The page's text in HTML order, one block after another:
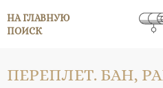
НА ГЛАВНУЮ
ПОИСК
ПЕРЕПЛЕТ. БАН,